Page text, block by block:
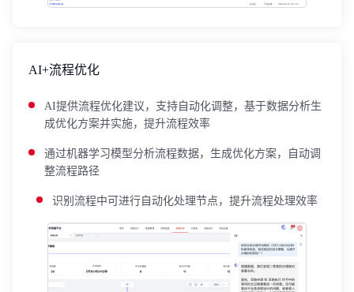
AI+流程优化
AI提供流程优化建议，支持自动化调整，基于数据分析生
成优化方案并实施，提升流程效率
通过机器学习模型分析流程数据，生成优化方案，自动调
整流程路径
识别流程中可进行自动化处理节点，提升流程处理效率